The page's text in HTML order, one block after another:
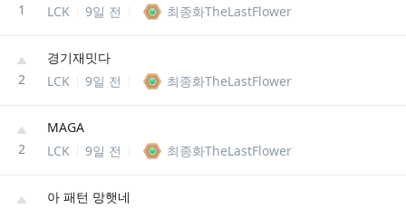
1
LCK
9일 전 최종화TheLastFlower
2
경기재밋다
LCK
9일 전 최종화TheLastFlower
2
MAGA
LCK
9일 전 최종화TheLastFlower
아 패턴 망햇네